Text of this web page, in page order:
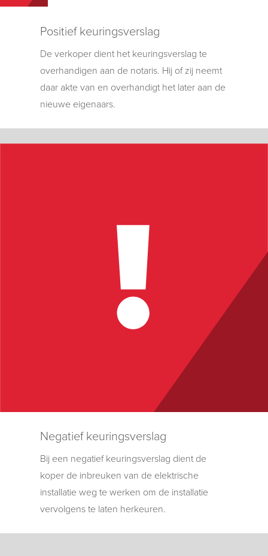
Positief keuringsverslag
De verkoper dient het keuringsverslag te
overhandigen aan de notaris. Hij of zij neemt
daar akte van en overhandigt het later aan de
nieuwe eigenaars.
Negatief keuringsverslag
Bij een negatief keuringsverslag dient de
koper de inbreuken van de elektrische
installatie weg te werken om de installatie
vervolgens te laten herkeuren.